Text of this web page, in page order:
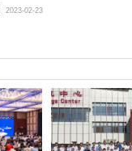
2023-02-23